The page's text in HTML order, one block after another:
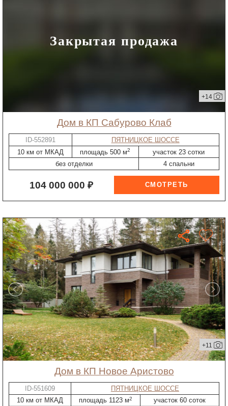
Закрытая продажа
+14
дом в КП Сабурово Клаб
ID-552891
ПЯТНИЦКОЕ ШОССЕ
10 км от МКАД
площадь 500 м2
участок 23 сотки
без отделки
4 спальни
104 000 000 ₽
+11
дом в КП Новое Аристово
ID-551609
ПЯТНИЦКОЕ ШОССЕ
10 км от МКАД
площадь 1123 м2
участок 60 соток